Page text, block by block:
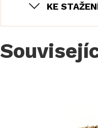
KE